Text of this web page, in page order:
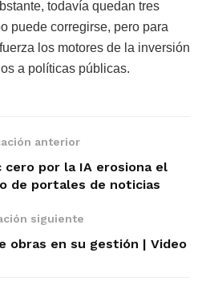
todavía quedan tres
puede corregirse, pero para
los motores de la inversión
a políticas públicas.
anterior
por la IA erosiona el
de portales de noticias
siguiente
obras en su gestión | Video